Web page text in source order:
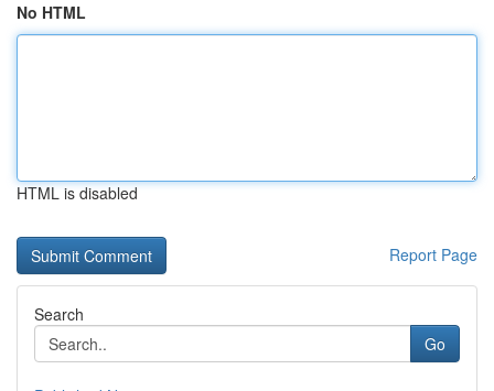
No HTML
HTML is disabled
Report Page
Search
Go